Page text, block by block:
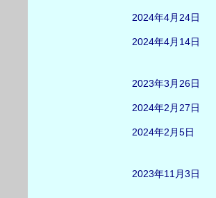
2024年4月24日
2024年4月14日
2023年3月26日
2024年2月27日
2024年2月5日
2023年11月3日